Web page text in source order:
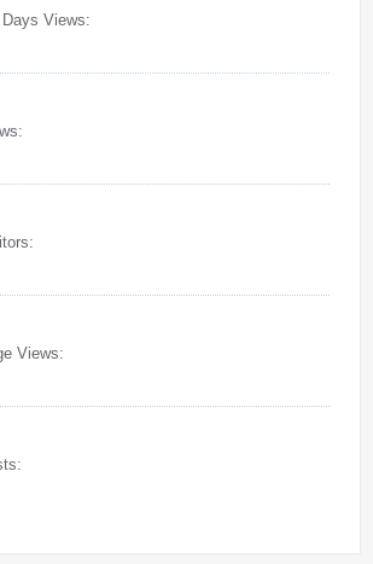
Days Views:
Views: